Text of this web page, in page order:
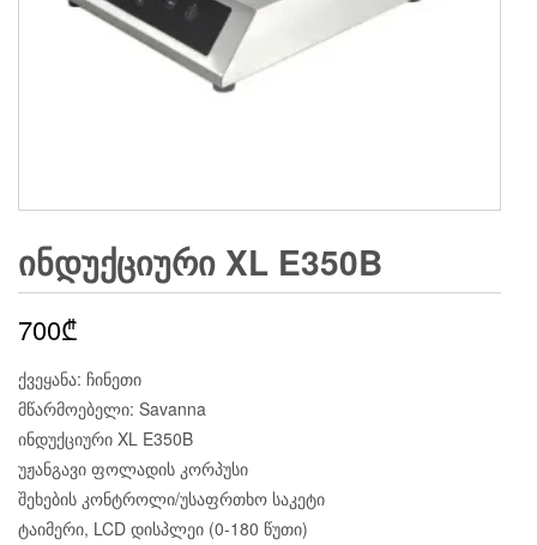
ᲘᲜᲓᲣᲥᲪᲘᲣᲠᲘ XL E350B
700₾
ქვეყანა: ჩინეთი
მწარმოებელი: Savanna
ინდუქციური XL E350B
უჟანგავი ფოლადის კორპუსი
შეხების კონტროლი/უსაფრთხო საკეტი
ტაიმერი, LCD დისპლეი (0-180 წუთი)